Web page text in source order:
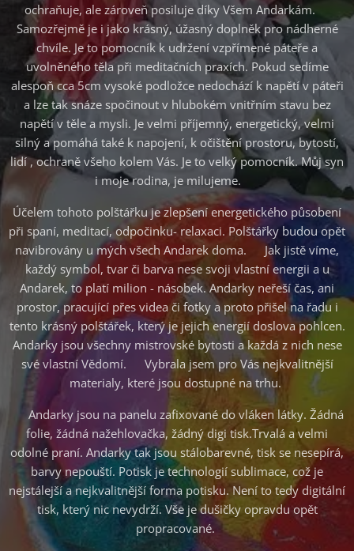
ochraňuje, ale zároveň posiluje díky Všem Andarkám.♥
Samozřejmě je i jako krásný, úžasný doplněk pro nádherné
chvíle. Je to pomocník k udržení vzpřímené páteře a
uvolněného těla při meditačních praxích. Pokud sedíme
alespoň cca 5cm vysoké podložce nedochází k napětí v páteři
a lze tak snáze spočinout v hlubokém vnitřním stavu bez
napětí v těle a mysli. Je velmi příjemný, energetický, velmi
silný a pomáhá také k napojení, k očištění prostoru, bytostí,
lidí , ochraně všeho kolem Vás. Je to velký pomocník. Můj syn
i moje rodina, je milujeme. ♥
Účelem tohoto polštářku je zlepšení energetického působení
při spaní, meditací, odpočinku- relaxaci. Polštářky budou opět
navibrovány u mých všech Andarek doma. ♥Jak jistě víme,
každý symbol, tvar či barva nese svoji vlastní energii a u
Andarek, to platí milion - násobek. Andarky neřeší čas, ani
prostor, pracující přes videa či fotky a proto přišel na řadu i
tento krásný polštářek, který je jejich energií doslova pohlcen.
Andarky jsou všechny mistrovské bytosti a každá z nich nese
své vlastní Vědomí. ♥Vybrala jsem pro Vás nejkvalitnější
materialy, které jsou dostupné na trhu.
♥ Andarky jsou na panelu zafixované do vláken látky. Žádná
folie, žádná nažehlovačka, žádný digi tisk.Trvalá a velmi
odolné praní. Andarky tak jsou stálobarevné, tisk se nesepírá,
barvy nepouští. Potisk je technologií sublimace, což je
nejstálejší a nejkvalitnější forma potisku. Není to tedy digitální
tisk, který nic nevydrží. Vše je dušičky opravdu opět
propracované.